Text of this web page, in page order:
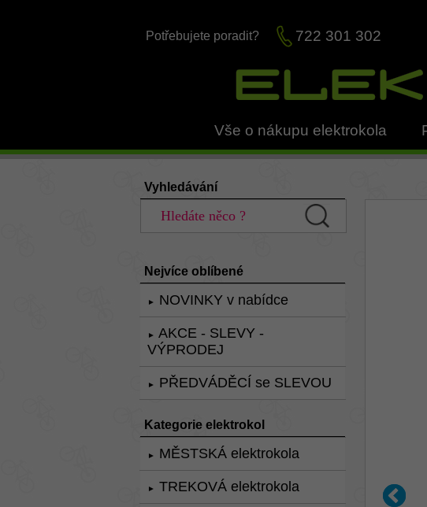
Potřebujete poradit? 722 301 302
Vše o nákupu elektrokola
Vyhledávání
Nejvíce oblíbené
► NOVINKY v nabídce
►
AKCE - SLEVY -
VÝPRODEJ
► PŘEDVÁDĚCÍ se SLEVOU
Kategorie elektrokol
► MĚSTSKÁ elektrokola
► TREKOVÁ elektrokola